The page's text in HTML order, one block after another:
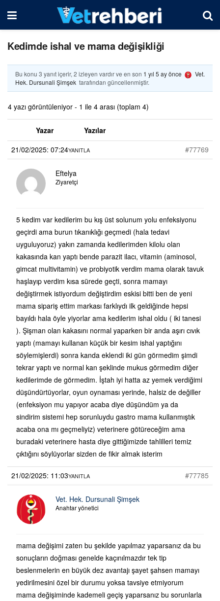
Kedimde ishal ve mama değişikliği
Bu konu 3 yanıt içerir, 2 izleyen vardır ve en son 1 yıl 5 ay önce
Vet.
Hek. Dursunali Şimşek tarafından güncellenmiştir.
4 yazı görüntüleniyor - 1 ile 4 arası (toplam 4)
Yazar
Yazılar
21/02/2025: 07:24
#77769
YANITLA
Eftelya
Ziyaretçi
5 kedim var kedilerim bu kış üst solunum yolu enfeksiyonu
geçirdi ama burun tıkanıklığı geçmedi (hala tedavi
uyguluyoruz) yakın zamanda kedilerimden kilolu olan
kakasında kan yaptı bende parazit ilacı, vitamin (aminosol,
gimcat multivitamin) ve probiyotik verdim mama olarak tavuk
haşlayıp verdim kısa sürede geçti, sonra mamayı
değiştirmek istiyordum değiştirdim eskisi bitti ben de yeni
mama sipariş ettim markası farklıydı ilk geldiğinde hepsi
bayıldı hala öyle yiyorlar ama kedilerim ishal oldu ( iki tanesi
). Şişman olan kakasını normal yaparken bir anda aşırı cıvık
yaptı (mamayı kullanan küçük bir kesim ishal yaptığını
söylemişlerdi) sonra kanda eklendi iki gün görmedim şimdi
tekrar yaptı ve normal kan şeklinde mukus görmedim diğer
kedilerimde de görmedim. İştah iyi hatta az yemek verdiğimi
düşündürtüyorlar, oyun oynaması yerinde, halsiz de değiller
(enfeksiyon mu yapıyor acaba diye düşündüm ya da
sindirim sistemi hep sorunluydu gastro mama kullanmıştık
acaba ona mı geçmeliyiz) veterinere götüreceğim ama
buradaki veterinere hasta diye gittiğimizde tahlilleri temiz
çıktığını söylüyorlar sizden de fikir almak isterim
21/02/2025: 11:03 #77785
YANITLA
Vet. Hek. Dursunali Şimşek
Anahtar yönetici
mama değişimi zaten bu şekilde yapılmaz yaparsanız da bu
sonuçların doğması genelde kaçınılmazdır tek tip
beslenmelerin en büyük dez avantajı şayet şahsen mamayı
yedirilmesini özel bir durumu yoksa tavsiye etmiyorum
mama değişiminde kademeli geçiş yaparsanız bu sorunlarla